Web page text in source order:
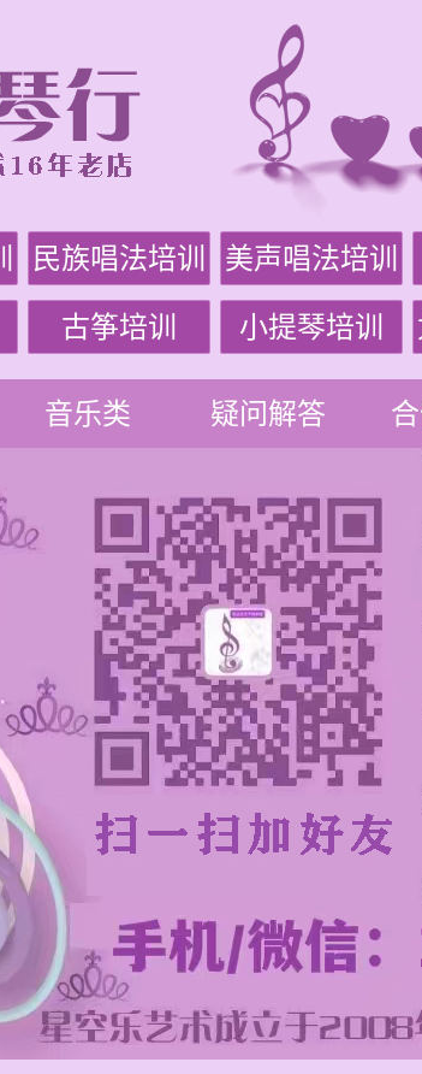
民族唱法培训 美声唱法培训
古筝培训 小提琴培训
音乐类 疑问解答